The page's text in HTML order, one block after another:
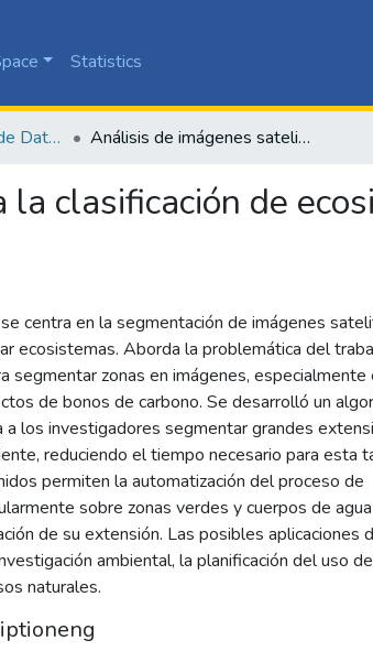
Statistics
Maestría en Ciencia de Datos Análisis de imágenes satelitales para la clasificación de ecosistemas en predios
clasificación de
centra en la segmentación de imágenes
ecosistemas. Aborda la problemática del
segmentar zonas en imágenes, especialmente
de bonos de carbono. Se desarrolló un
a los investigadores segmentar grandes
reduciendo el tiempo necesario para esta
permiten la automatización del proceso de
sobre zonas verdes y cuerpos de agua
de su extensión. Las posibles aplicaciones
ambiental, la planificación del uso
naturales.